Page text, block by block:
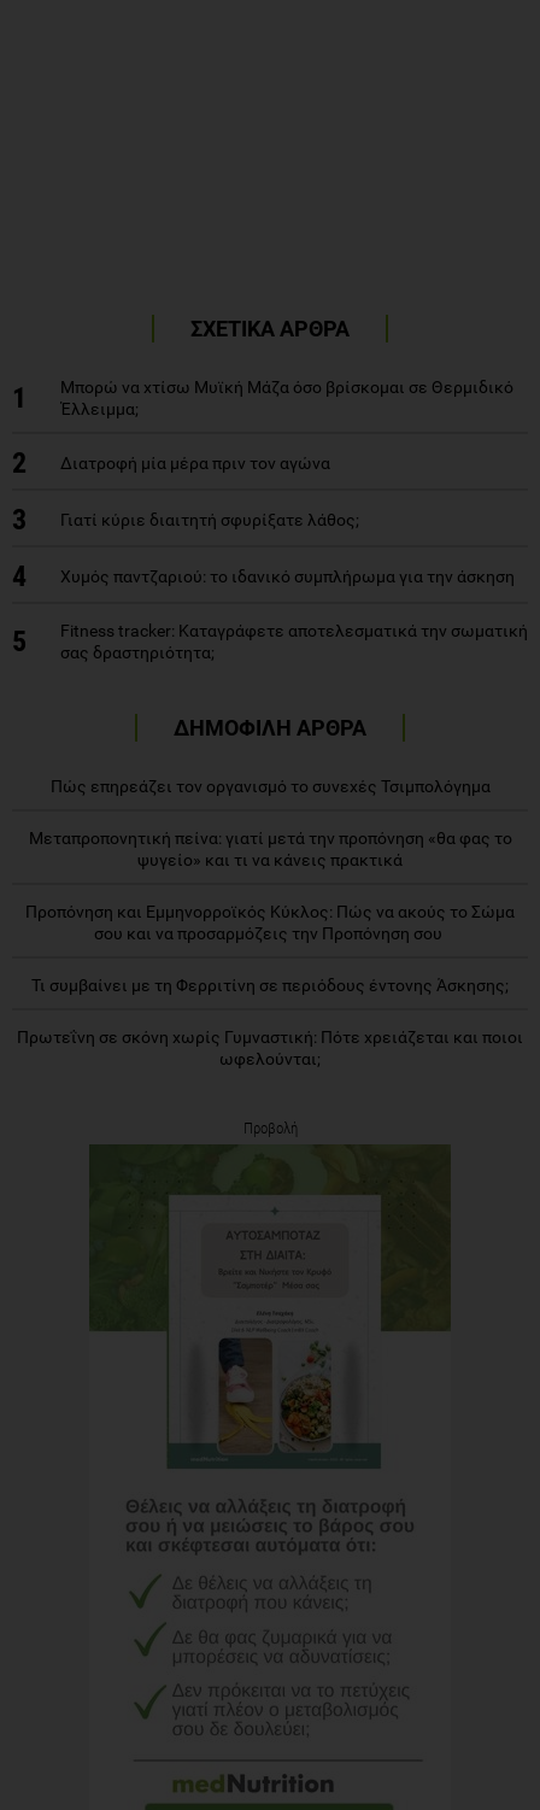
ΣΧΕΤΙΚΑ ΑΡΘΡΑ
1
Μπορώ να χτίσω Μυϊκή Μάζα όσο βρίσκομαι σε Θερμιδικό
Έλλειμμα;
2 Διατροφή μία μέρα πριν τον αγώνα
3 Γιατί κύριε διαιτητή σφυρίξατε λάθος;
4 Χυμός παντζαριού: το ιδανικό συμπλήρωμα για την άσκηση
5
Fitness tracker: Καταγράφετε αποτελεσματικά την σωματική
σας δραστηριότητα;
ΔΗΜΟΦΙΛΗ ΑΡΘΡΑ
Πώς επηρεάζει τον οργανισμό το συνεχές Τσιμπολόγημα
Μεταπροπονητική πείνα: γιατί μετά την προπόνηση «θα φας το
ψυγείο» και τι να κάνεις πρακτικά
Προπόνηση και Εμμηνορροϊκός Κύκλος: Πώς να ακούς το Σώμα
σου και να προσαρμόζεις την Προπόνηση σου
Τι συμβαίνει με τη Φερριτίνη σε περιόδους έντονης Άσκησης;
Πρωτεΐνη σε σκόνη χωρίς Γυμναστική: Πότε χρειάζεται και ποιοι
ωφελούνται;
Προβολή